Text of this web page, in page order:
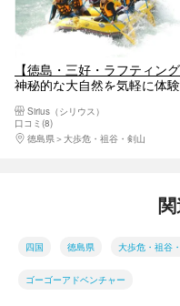
【徳島・三好・ラフティング
神秘的な大自然を気軽に体験
Sirius（シリウス）
口コミ(8)
徳島県
大歩危・祖谷・剣山
四国 徳島県 大歩危・祖谷
ゴーゴーアドベンチャー